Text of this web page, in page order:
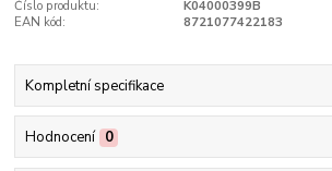
Číslo produktu:
K04000399B
EAN kód:
8721077422183
Kompletní specifikace
Hodnocení 0